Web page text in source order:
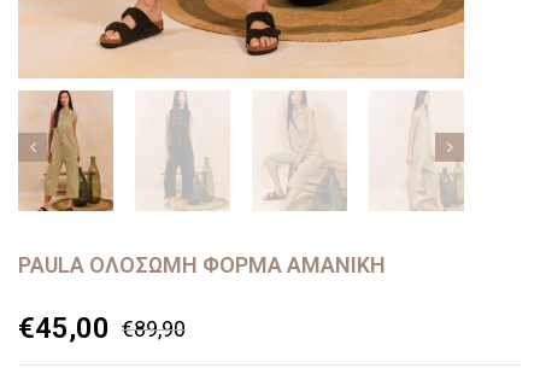
PAULA ΟΛΌΣΩΜΗ ΦΌΡΜΑ ΑΜΆΝΙΚΗ
€89,90
€45,00